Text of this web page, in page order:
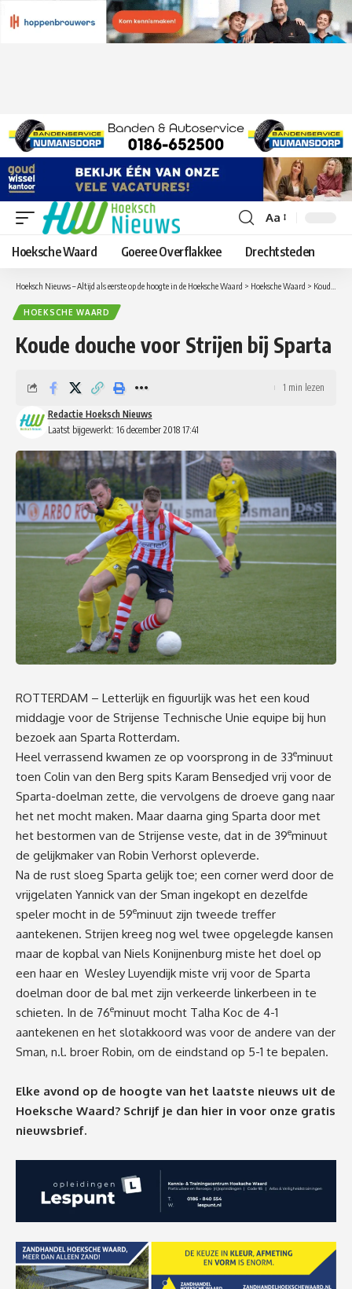
Lettergrootte
aanpassen
Aa
Hoeksche Waard Goeree Overflakkee Drechtsteden
Hoeksch Nieuws – Altijd als eerste op de hoogte in de Hoeksche Waard > Hoeksche Waard > Koude douche voor Strijen bij Sparta
HOEKSCHE WAARD
Koude douche voor Strijen bij Sparta
Laatst bijgewerkt: 16 december 2018 17:41
Redactie Hoeksch Nieuws
1 min lezen
ROTTERDAM – Letterlijk en figuurlijk was het een koud
middagje voor de Strijense Technische Unie equipe bij hun
bezoek aan Sparta Rotterdam.
Heel verrassend kwamen ze op voorsprong in de 33eminuut
toen Colin van den Berg spits Karam Bensedjed vrij voor de
Sparta-doelman zette, die vervolgens de droeve gang naar
het net mocht maken. Maar daarna ging Sparta door met
het bestormen van de Strijense veste, dat in de 39eminuut
de gelijkmaker van Robin Verhorst opleverde.
Na de rust sloeg Sparta gelijk toe; een corner werd door de
vrijgelaten Yannick van der Sman ingekopt en dezelfde
speler mocht in de 59eminuut zijn tweede treffer
aantekenen. Strijen kreeg nog wel twee opgelegde kansen
maar de kopbal van Niels Konijnenburg miste het doel op
een haar en Wesley Luyendijk miste vrij voor de Sparta
doelman door de bal met zijn verkeerde linkerbeen in te
schieten. In de 76eminuut mocht Talha Koc de 4-1
aantekenen en het slotakkoord was voor de andere van der
Sman, n.l. broer Robin, om de eindstand op 5-1 te bepalen.
Elke avond op de hoogte van het laatste nieuws uit de
Hoeksche Waard? Schrijf je dan hier in voor onze gratis
nieuwsbrief.